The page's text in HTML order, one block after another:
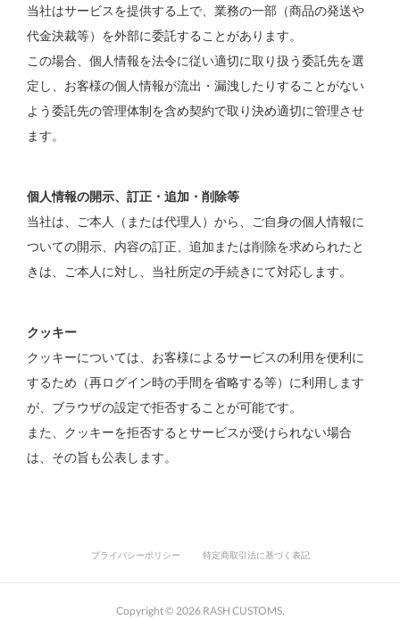
当社はサービスを提供する上で、業務の一部（商品の発送や
代金決裁等）を外部に委託することがあります。
この場合、個人情報を法令に従い適切に取り扱う委託先を選
定し、お客様の個人情報が流出・漏洩したりすることがない
よう委託先の管理体制を含め契約で取り決め適切に管理させ
ます。
個人情報の開示、訂正・追加・削除等
当社は、ご本人（または代理人）から、ご自身の個人情報に
ついての開示、内容の訂正、追加または削除を求められたと
きは、ご本人に対し、当社所定の手続きにて対応します。
クッキー
クッキーについては、お客様によるサービスの利用を便利に
するため（再ログイン時の手間を省略する等）に利用します
が、ブラウザの設定で拒否することが可能です。
また、クッキーを拒否するとサービスが受けられない場合
は、その旨も公表します。
プライバシーポリシー 特定商取引法に基づく表記
Copyright © 2026 RASH CUSTOMS.